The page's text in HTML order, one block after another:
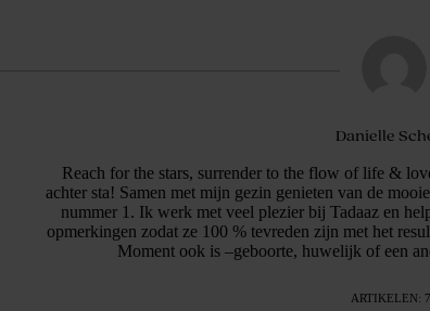
Danielle
Reach for the stars, surrender to the flow of life &
achter sta! Samen met mijn gezin genieten van de
nummer 1. Ik werk met veel plezier bij Tadaaz en
opmerkingen zodat ze 100 % tevreden zijn met het
Moment ook is –geboorte, huwelijk of een
ARTIKELEN: